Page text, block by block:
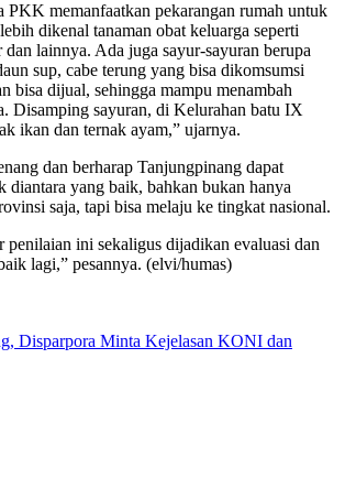
PKK memanfaatkan pekarangan rumah untuk
dikenal tanaman obat keluarga seperti
lainnya. Ada juga sayur-sayuran berupa
sup, cabe terung yang bisa dikomsumsi
bisa dijual, sehingga mampu menambah
Disamping sayuran, di Kelurahan batu IX
ikan dan ternak ayam,” ujarnya.
dan berharap Tanjungpinang dapat
diantara yang baik, bahkan bukan hanya
saja, tapi bisa melaju ke tingkat nasional.
ini sekaligus dijadikan evaluasi dan
lagi,” pesannya. (elvi/humas)
Disparpora Minta Kejelasan KONI dan